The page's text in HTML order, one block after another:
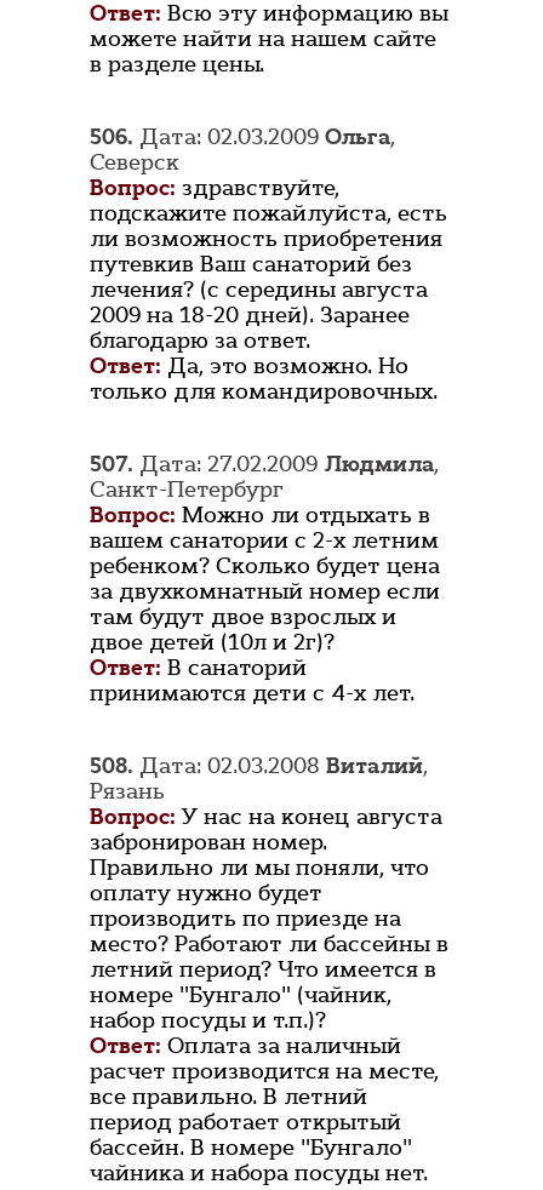
Ответ: Всю эту информацию вы
можете найти на нашем сайте
в разделе цены.
506. Дата: 02.03.2009 Ольга,
Северск
Вопрос: здравствуйте,
подскажите пожайлуйста, есть
ли возможность приобретения
путевкив Ваш санаторий без
лечения? (с середины августа
2009 на 18-20 дней). Заранее
благодарю за ответ.
Ответ: Да, это возможно. Но
только для командировочных.
507. Дата: 27.02.2009 Людмила,
Санкт-Петербург
Вопрос: Можно ли отдыхать в
вашем санатории с 2-х летним
ребенком? Сколько будет цена
за двухкомнатный номер если
там будут двое взрослых и
двое детей (10л и 2г)?
Ответ: В санаторий
принимаются дети с 4-х лет.
508. Дата: 02.03.2008 Виталий,
Рязань
Вопрос: У нас на конец августа
забронирован номер.
Правильно ли мы поняли, что
оплату нужно будет
производить по приезде на
место? Работают ли бассейны в
летний период? Что имеется в
номере "Бунгало" (чайник,
набор посуды и т.п.)?
Ответ: Оплата за наличный
расчет производится на месте,
все правильно. В летний
период работает открытый
бассейн. В номере "Бунгало"
чайника и набора посуды нет.